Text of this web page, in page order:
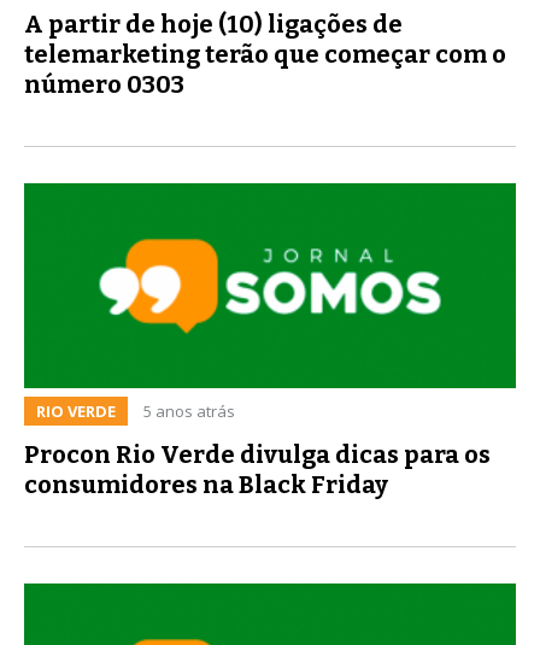
A partir de hoje (10) ligações de
telemarketing terão que começar com o
número 0303
RIO VERDE 5 anos atrás
Procon Rio Verde divulga dicas para os
consumidores na Black Friday